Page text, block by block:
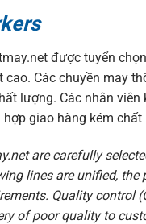
được tuyển
Các chuyền may
lượng. Các nhân
giao hàng kém
are carefully
lines are unified,
Quality control
of poor quality to